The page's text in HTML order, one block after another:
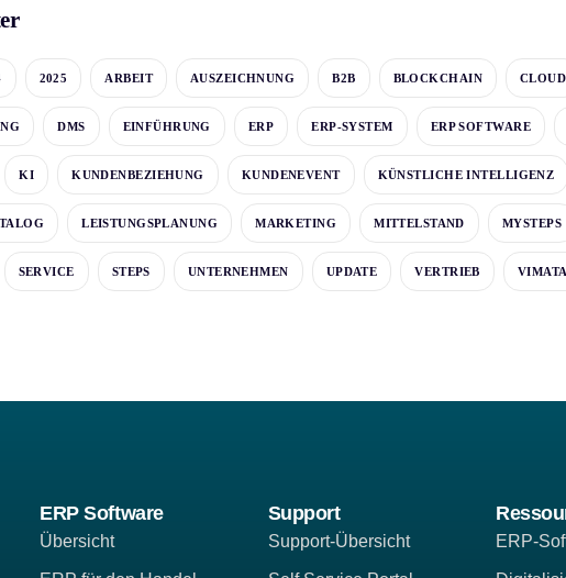
2025 ARBEIT AUSZEICHNUNG B2B BLOCKCHAIN CLOUD
DMS EINFÜHRUNG ERP ERP-SYSTEM ERP SOFTWARE
KI KUNDENBEZIEHUNG KUNDENEVENT KÜNSTLICHE INTELLIGENZ
LEISTUNGSPLANUNG MARKETING MITTELSTAND MYSTEPS
SERVICE STEPS UNTERNEHMEN UPDATE VERTRIEB
ERP Software
Übersicht
Support
Support-Übersicht ERP-